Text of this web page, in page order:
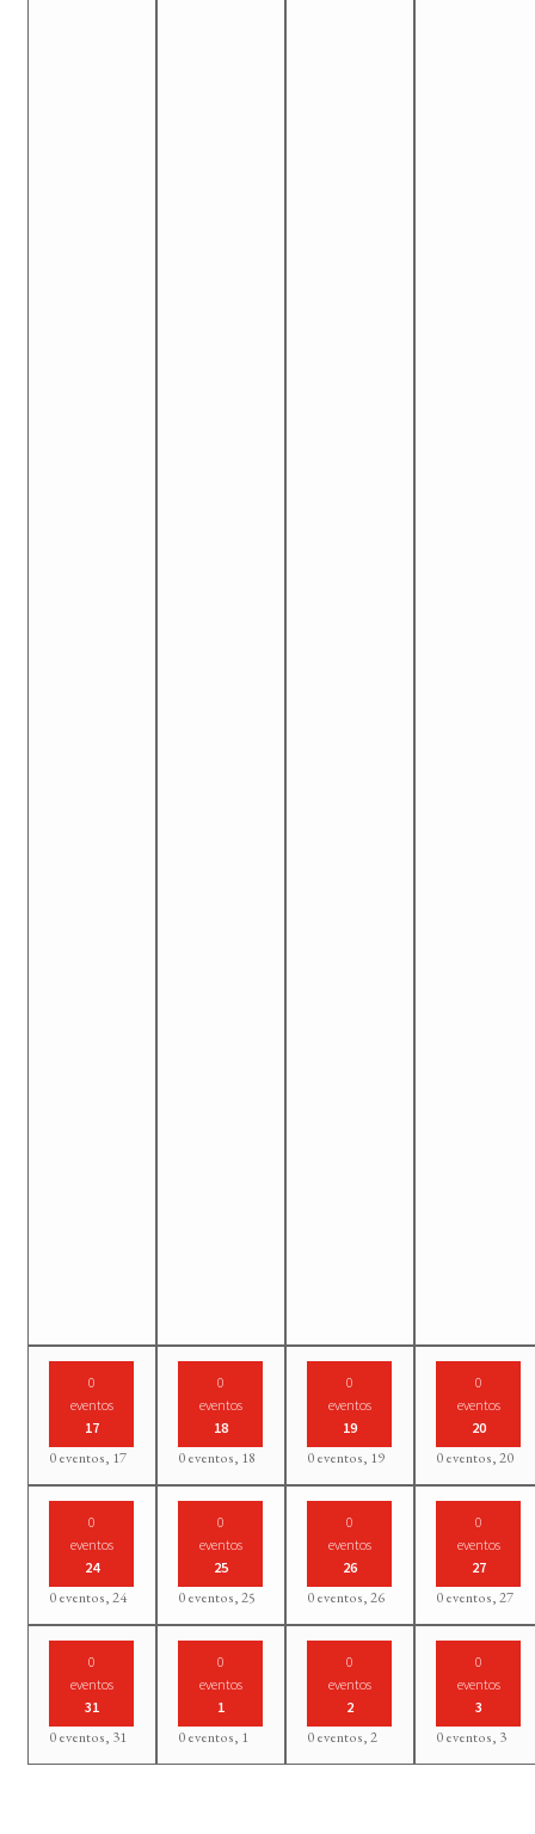
0
eventos
17
0 eventos, 17
0
eventos
18
0 eventos, 18
0
eventos
19
0 eventos, 19
0
eventos
20
0 eventos,20
0
eventos
24
0 eventos,24
0
eventos
25
0 eventos,25
0
eventos
26
0 eventos,26
0
eventos
27
0 eventos,27
0
eventos
31
0 eventos, 31
0
eventos
1
0 eventos, 1
0
eventos
2
0 eventos,2
0
eventos
3
0 eventos, 3